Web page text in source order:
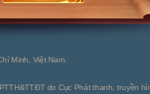
Minh, Việt Nam.
do Cục Phát thanh, truyền